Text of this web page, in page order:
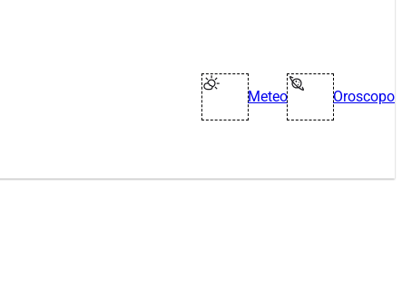
Meteo Oroscopo